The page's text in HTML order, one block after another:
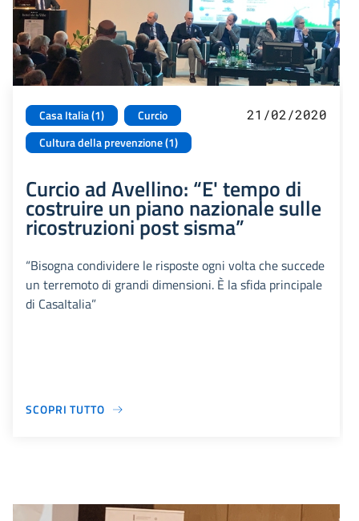
Casa Italia (1)
Curcio
Cultura della prevenzione (1)
21/02/2020
Curcio ad Avellino: “E' tempo di
costruire un piano nazionale sulle
ricostruzioni post sisma”
“Bisogna condividere le risposte ogni volta che succede
un terremoto di grandi dimensioni. È la sfida principale
di CasaItalia”
SCOPRI TUTTO